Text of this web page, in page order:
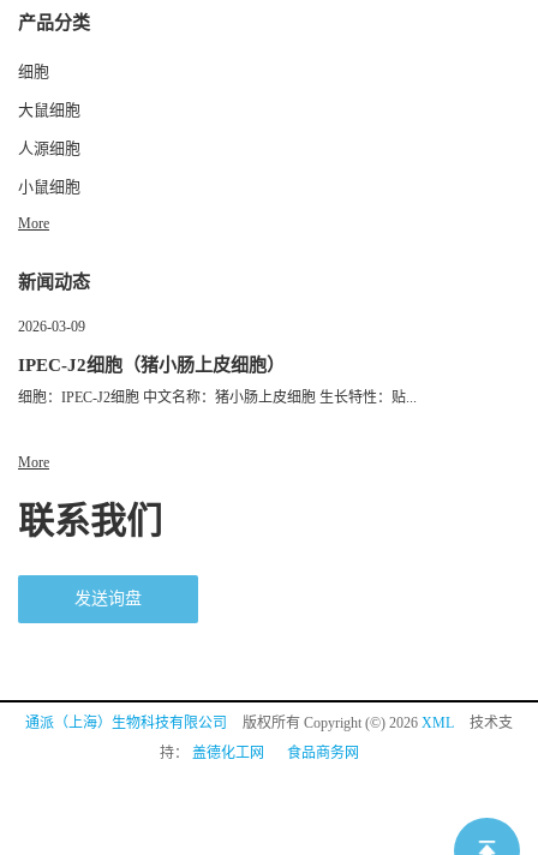
产品分类
细胞
大鼠细胞
人源细胞
小鼠细胞
More
新闻动态
2026-03-09
IPEC-J2细胞（猪小肠上皮细胞）
细胞：IPEC-J2细胞 中文名称：猪小肠上皮细胞 生长特性：贴...
More
联系我们
发送询盘
通派（上海）生物科技有限公司 版权所有 Copyright (©) 2026 XML
技术支
持： 盖德化工网 食品商务网